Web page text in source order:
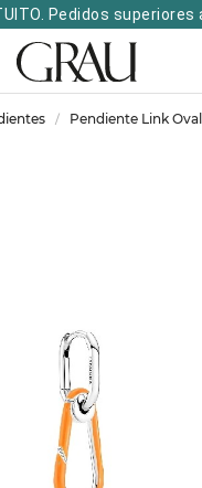
Pedidos superiores
Pendiente Link